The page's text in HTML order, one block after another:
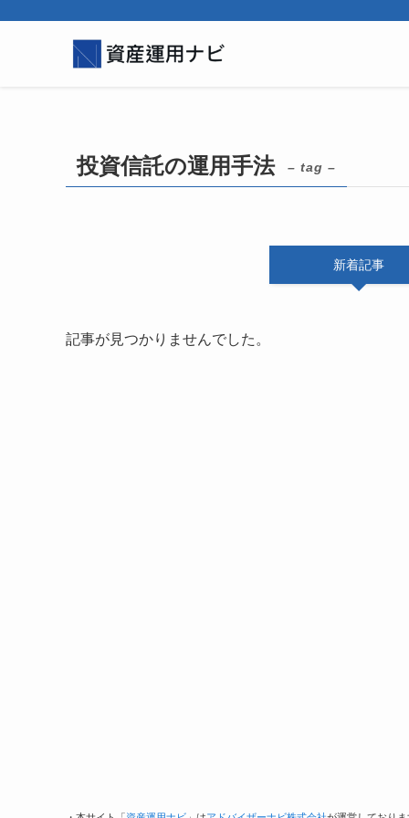
投資信託の運用手法 – tag –
新着記事
記事が見つかりませんでした。